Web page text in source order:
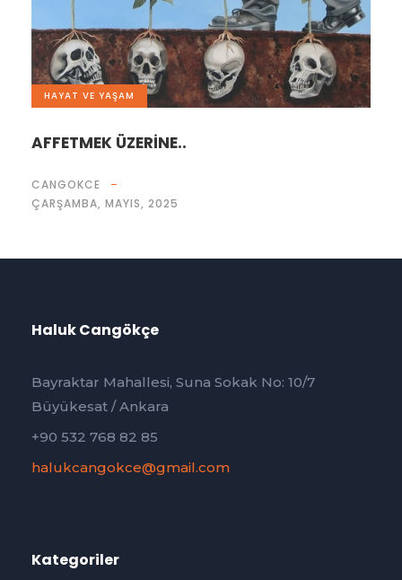
HAYAT VE YAŞAM
AFFETMEK ÜZERİNE..
CANGOKCE
ÇARŞAMBA, MAYIS, 2025
Haluk Cangökçe
Bayraktar Mahallesi, Suna Sokak No: 10/7
Büyükesat / Ankara
+90 532 768 82 85
halukcangokce@gmail.com
Kategoriler